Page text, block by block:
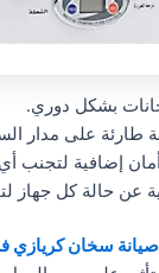
بشكل دوري.
طارئة على مدار
إضافية لتجنب
عن حالة كل جهاز
صيانة سخان كريازي